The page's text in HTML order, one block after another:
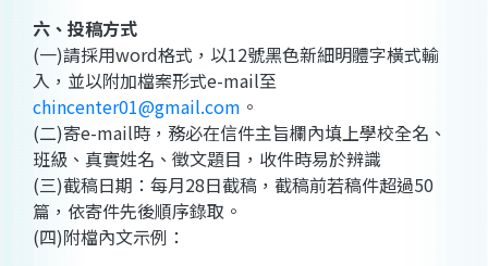
六、投稿方式
(一)請採用word格式，以12號黑色新細明體字橫式輸
入，並以附加檔案形式e-mail至
chincenter01@gmail.com 。
(二)寄e-mail時，務必在信件主旨欄內填上學校全名、
班級、真實姓名、徵文題目，收件時易於辨識
(三)截稿日期：每月28日截稿，截稿前若稿件超過50
篇，依寄件先後順序錄取。
(四)附檔內文示例：